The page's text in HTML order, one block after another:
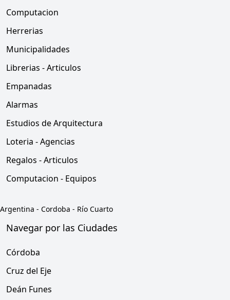
Computacion
Herrerias
Municipalidades
Librerias - Articulos
Empanadas
Alarmas
Estudios de Arquitectura
Loteria - Agencias
Regalos - Articulos
Computacion - Equipos
Argentina - Cordoba - Río Cuarto
Navegar por las Ciudades
Córdoba
Cruz del Eje
Deán Funes